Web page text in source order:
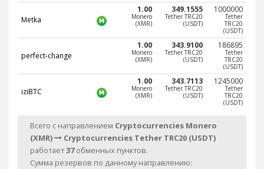
Metka
1.00
Monero
(XMR)
349.1555
Tether TRC20
(USDT)
1000000
Tether
TRC20
(USDT)
perfect-change
1.00
Monero
(XMR)
343.9100
Tether TRC20
(USDT)
186895
Tether
TRC20
(USDT)
iziBTC
1.00
Monero
(XMR)
343.7113
Tether TRC20
(USDT)
1245000
Tether
TRC20
(USDT)
Всего с направлением Cryptocurrencies Monero
(XMR)
Cryptocurrencies Tether TRC20 (USDT)
работает37обменных пунктов.
Сумма резервов по данному направлению:
ERC20 (USDT)
BITCOIN SV
IOTA (IOTA)
BinanceCoin BEP20 (BNB)
Ethereum BEP20 (ETH)
Tether
ERC20 (USDT)
BITCOIN SV
(BTV)
IOTA (IOTA)
Dai (DAI)
USDCoin TRC20 (USDC)
BinanceCoin BEP20 (BNB)
Ethereum BEP20 (ETH)